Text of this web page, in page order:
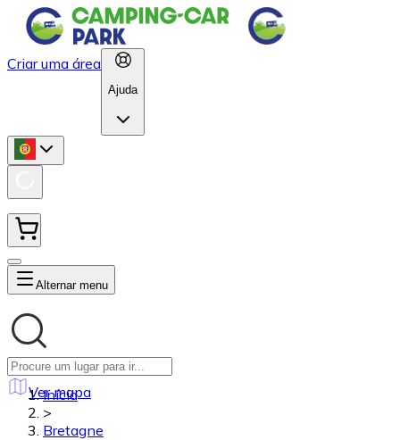
Criar uma área
Ajuda
Alternar menu
Ver mapa
Início
>
Bretagne